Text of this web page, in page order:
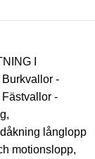
I
Burkvallor -
Fästvallor -
,
långlopp
motionslopp,